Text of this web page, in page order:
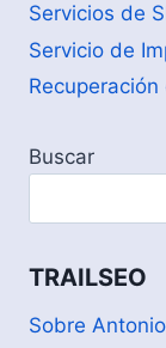
Servicios de
Servicio de
Recuperación
Buscar
TRAILSEO
Sobre Antonio